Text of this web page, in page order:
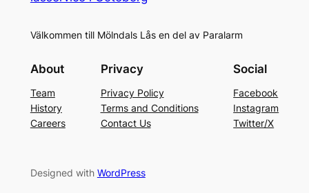
Välkommen till Mölndals Lås en del av Paralarm
About
Team
History
Careers
Privacy
Privacy Policy
Terms and Conditions
Contact Us
Social
Facebook
Instagram
Twitter/X
Designed with WordPress